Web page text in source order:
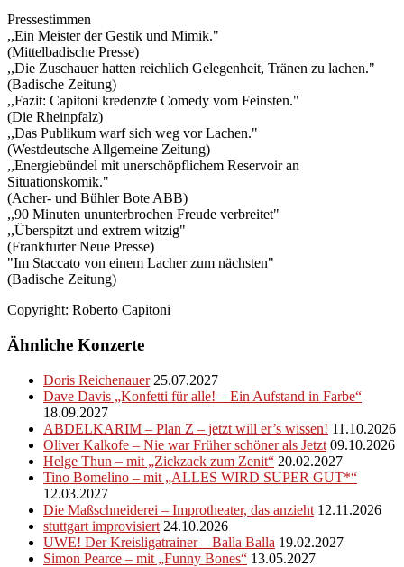
Pressestimmen
,,Ein Meister der Gestik und Mimik."
(Mittelbadische Presse)
,,Die Zuschauer hatten reichlich Gelegenheit, Tränen zu lachen."
(Badische Zeitung)
,,Fazit: Capitoni kredenzte Comedy vom Feinsten."
(Die Rheinpfalz)
,,Das Publikum warf sich weg vor Lachen."
(Westdeutsche Allgemeine Zeitung)
,,Energiebündel mit unerschöpflichem Reservoir an
Situationskomik."
(Acher- und Bühler Bote ABB)
,,90 Minuten ununterbrochen Freude verbreitet"
,,Überspitzt und extrem witzig"
(Frankfurter Neue Presse)
"Im Staccato von einem Lacher zum nächsten"
(Badische Zeitung)
Copyright: Roberto Capitoni
Ähnliche Konzerte
Doris Reichenauer 25.07.2027
Dave Davis „Konfetti für alle! – Ein Aufstand in Farbe“
18.09.2027
ABDELKARIM – Plan Z – jetzt will er’s wissen! 11.10.2026
Oliver Kalkofe – Nie war Früher schöner als Jetzt 09.10.2026
Helge Thun – mit „Zickzack zum Zenit“ 20.02.2027
Tino Bomelino – mit „ALLES WIRD SUPER GUT*“
12.03.2027
Die Maßschneiderei – Improtheater, das anzieht 12.11.2026
stuttgart improvisiert 24.10.2026
UWE! Der Kreisligatrainer – Balla Balla 19.02.2027
Simon Pearce – mit „Funny Bones“ 13.05.2027